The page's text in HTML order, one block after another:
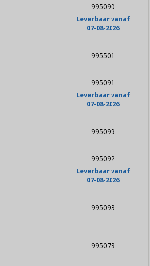
995090
Leverbaar vanaf
07-08-2026
995501
995091
Leverbaar vanaf
07-08-2026
995099
995092
Leverbaar vanaf
07-08-2026
995093
995078